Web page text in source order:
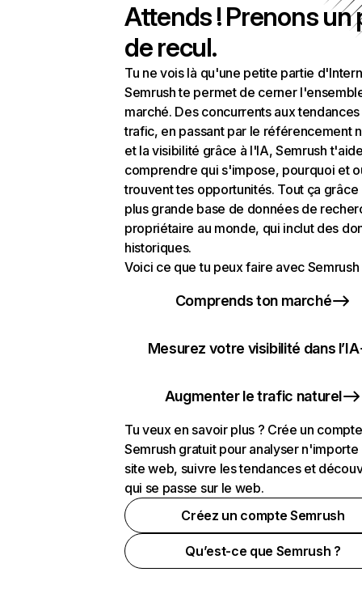
Attends ! Prenons un
de recul.
Tu ne vois là qu'une petite partie
Semrush te permet de cerner
marché. Des concurrents aux
trafic, en passant par le référencement
et la visibilité grâce à l'IA, Semrush
comprendre qui s'impose, pourquoi et
trouvent tes opportunités. Tout ça grâce
plus grande base de données de
propriétaire au monde, qui inclut des
historiques.
Voici ce que tu peux faire avec Semrush
Comprends ton marché
Mesurez votre visibilité dans l’IA
Augmenter le trafic naturel
Tu veux en savoir plus ? Crée un compte
Semrush gratuit pour analyser n'importe
site web, suivre les tendances et
qui se passe sur le web.
Créez un compte Semrush
Qu’est-ce que Semrush ?